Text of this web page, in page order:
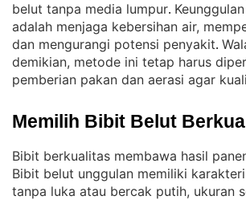
belut tanpa media lumpur.
adalah menjaga kebersihan air,
dan mengurangi potensi penyakit.
demikian, metode ini tetap harus
pemberian pakan dan aerasi agar
Memilih Bibit Belut
Bibit berkualitas membawa hasil
Bibit belut unggulan memiliki
tanpa luka atau bercak putih, ukuran